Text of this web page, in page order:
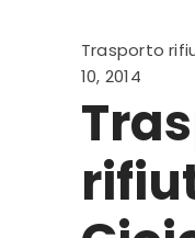
Trasporto
10, 2014